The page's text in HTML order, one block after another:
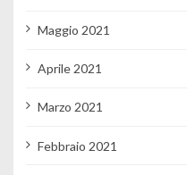
Maggio 2021
Aprile 2021
Marzo 2021
Febbraio 2021